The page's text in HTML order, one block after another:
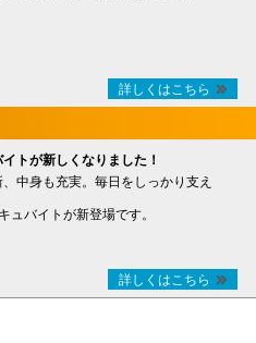
詳しくはこちら
トが新しくなりました！
中身も充実。毎日をしっかり支え
ュバイトが新登場です。
詳しくはこちら